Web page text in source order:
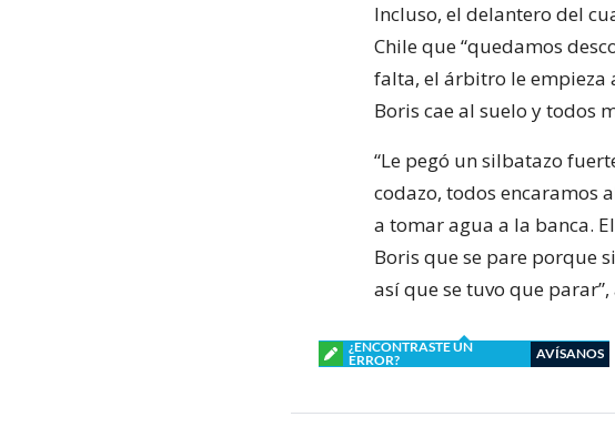
Incluso, el delantero del
Chile que “quedamos
falta, el árbitro le empieza
Boris cae al suelo y todos
“Le pegó un silbatazo
codazo, todos encaramos
a tomar agua a la banca.
Boris que se pare porque
así que se tuvo que parar”,
¿ENCONTRASTE UN
ERROR?
AVÍSANOS